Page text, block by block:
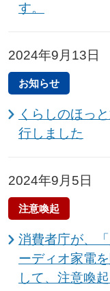
す。
2024年9月13日
お知らせ
くらしのほっ
行しました
2024年9月5日
注意喚起
消費者庁が、
ーディオ家電
して、注意喚